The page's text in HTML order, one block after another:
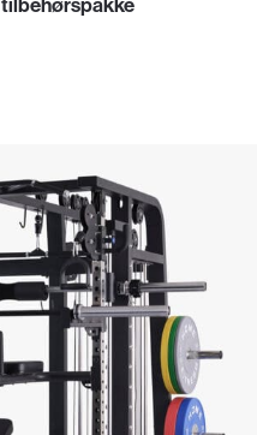
tilbehørspakke